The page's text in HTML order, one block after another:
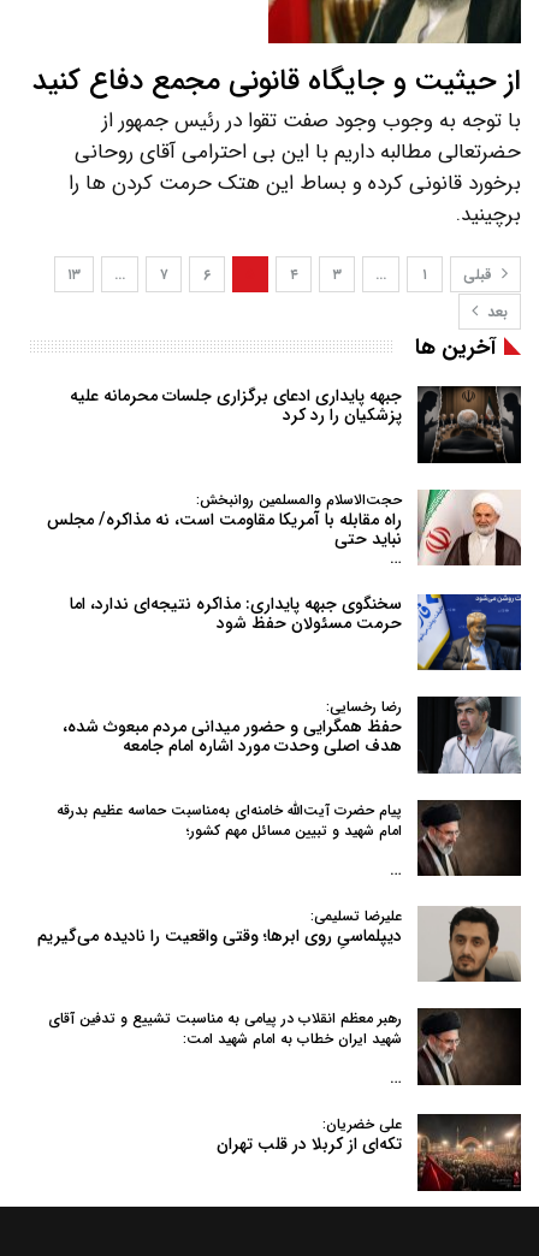
از حیثیت و جایگاه قانونی مجمع دفاع کنید
با توجه به وجوب وجود صفت تقوا در رئیس جمهور از
حضرتعالی مطالبه داریم با این بی احترامی آقای روحانی
برخورد قانونی کرده و بساط این هتک حرمت کردن ها را
برچینید.
قبلی ۱ … ۳ ۴ ۶ ۷ …
۱۳
بعد
آخرین ها
جبهه پایداری ادعای برگزاری جلسات محرمانه علیه
پزشکیان را رد کرد
حجت‌الاسلام والمسلمین روانبخش:
راه مقابله با آمریکا مقاومت است، نه مذاکره/ مجلس
نباید حتی
…
سخنگوی جبهه پایداری: مذاکره نتیجه‌ای ندارد، اما
حرمت مسئولان حفظ شود
رضا رخسایی:
حفظ همگرایی و حضور میدانی مردم مبعوث شده،
هدف اصلی وحدت مورد اشاره امام جامعه
پیام حضرت آیت‌الله خامنه‌ای به‌مناسبت حماسه عظیم بدرقه
امام شهید و تبیین مسائل مهم کشور؛
…
علیرضا تسلیمی:
دیپلماسیِ روی ابرها؛ وقتی واقعیت را نادیده می‌گیریم
رهبر معظم انقلاب در پیامی به‌ مناسبت تشییع و تدفین آقای
شهید ایران خطاب به امام شهید امت:
…
علی خضریان:
تکه‌ای از کربلا در قلب تهران